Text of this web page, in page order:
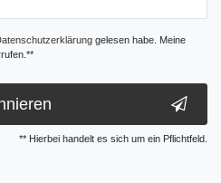
gelesen habe. Meine
** Hierbei handelt es sich um ein Pflichtfeld.